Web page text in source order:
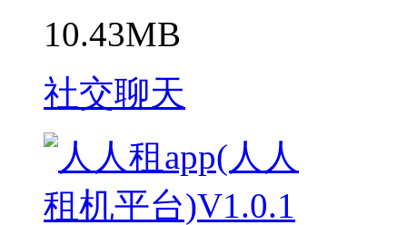
10.43MB
社交聊天